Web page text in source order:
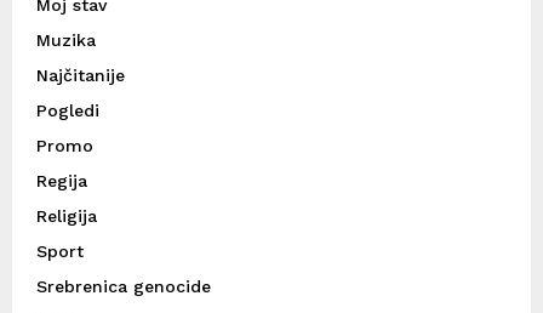
Moj stav
Muzika
Najčitanije
Pogledi
Promo
Regija
Religija
Sport
Srebrenica genocide